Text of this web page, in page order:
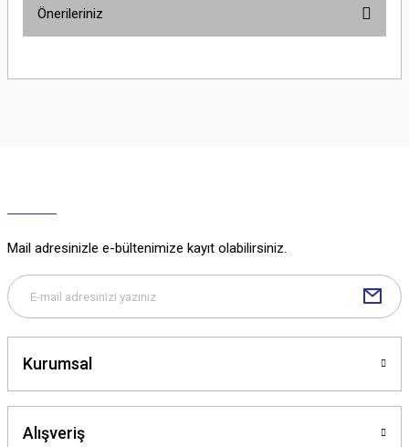
Önerileriniz
yetersiz gördüğünüz noktaları öneri formunu kullanarak tarafımıza
Bu ürüne benzer farklı alternatifler olmalı.
Mail adresinizle e-bültenimize kayıt olabilirsiniz.
Kurumsal
Alışveriş